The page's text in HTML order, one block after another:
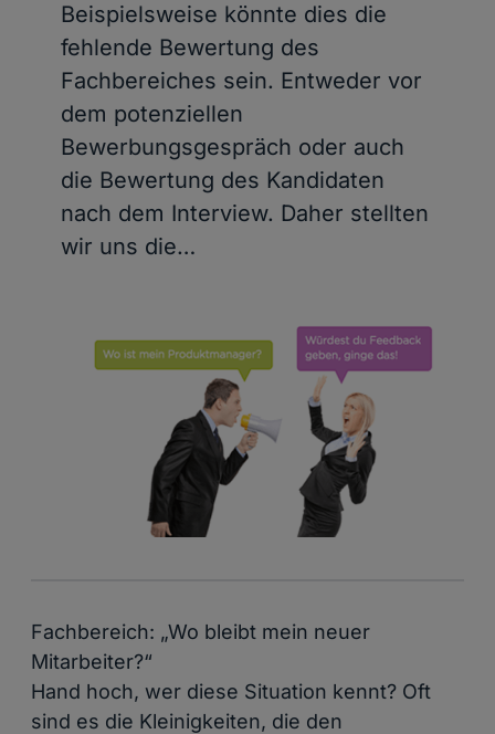
Beispielsweise könnte dies die
fehlende Bewertung des
Fachbereiches sein. Entweder vor
dem potenziellen
Bewerbungsgespräch oder auch
die Bewertung des Kandidaten
nach dem Interview. Daher stellten
wir uns die…
Fachbereich: „Wo bleibt mein neuer
Mitarbeiter?“
Hand hoch, wer diese Situation kennt? Oft
sind es die Kleinigkeiten, die den